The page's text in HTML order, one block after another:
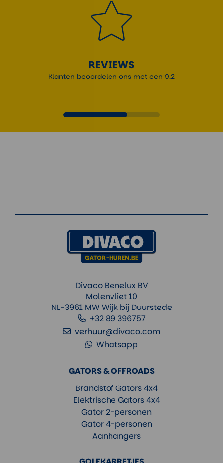
REVIEWS
Klanten beoordelen ons met een 9.2
GATORS & OFFROADS
Brandstof Gators 4x4
Elektrische Gators 4x4
Gator 2-personen
Gator 4-personen
Aanhangers
Divaco Benelux BV
Molenvliet 10
NL-3961 MW Wijk bij Duurstede
+32 89 396757
verhuur@divaco.com
Whatsapp